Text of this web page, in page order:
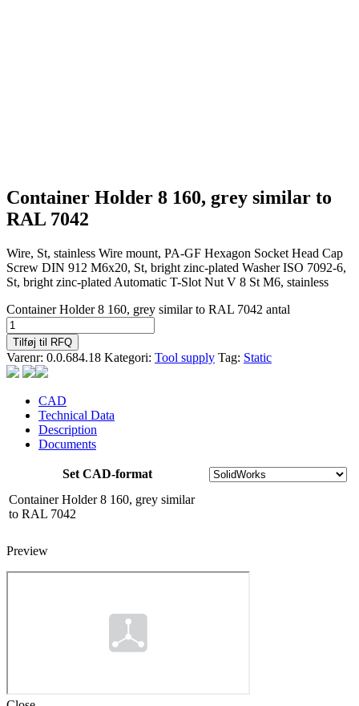
Container Holder 8 160, grey similar to
RAL 7042
Wire, St, stainless Wire mount, PA-GF Hexagon Socket Head Cap
Screw DIN 912 M6x20, St, bright zinc-plated Washer ISO 7092-6,
St, bright zinc-plated Automatic T-Slot Nut V 8 St M6, stainless
Container Holder 8 160, grey similar to RAL 7042 antal
Tilføj til RFQ
Varenr: 0.0.684.18 Kategori: Tool supply Tag: Static
CAD
Technical Data
Description
Documents
Set CAD-format
Container Holder 8 160, grey similar
to RAL 7042
Preview